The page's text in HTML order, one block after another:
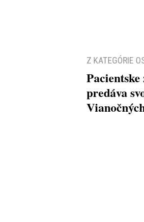
Z KATEGÓRIE
predáva